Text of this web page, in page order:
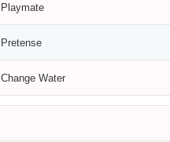
Playmate
Pretense
Change Water